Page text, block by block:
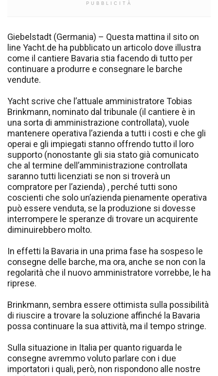
PUBBLICITÀ
Giebelstadt (Germania) – Questa mattina il sito on
line Yacht.de ha pubblicato un articolo dove illustra
come il cantiere Bavaria stia facendo di tutto per
continuare a produrre e consegnare le barche
vendute.
Yacht scrive che l’attuale amministratore Tobias
Brinkmann, nominato dal tribunale (il cantiere è in
una sorta di amministrazione controllata), vuole
mantenere operativa l’azienda a tutti i costi e che gli
operai e gli impiegati stanno offrendo tutto il loro
supporto (nonostante gli sia stato già comunicato
che al termine dell’amministrazione controllata
saranno tutti licenziati se non si troverà un
compratore per l’azienda) , perché tutti sono
coscienti che solo un’azienda pienamente operativa
può essere venduta, se la produzione si dovesse
interrompere le speranze di trovare un acquirente
diminuirebbero molto.
In effetti la Bavaria in una prima fase ha sospeso le
consegne delle barche, ma ora, anche se non con la
regolarità che il nuovo amministratore vorrebbe, le ha
riprese.
Brinkmann, sembra essere ottimista sulla possibilità
di riuscire a trovare la soluzione affinché la Bavaria
possa continuare la sua attività, ma il tempo stringe.
Sulla situazione in Italia per quanto riguarda le
consegne avremmo voluto parlare con i due
importatori i quali, però, non rispondono alle nostre